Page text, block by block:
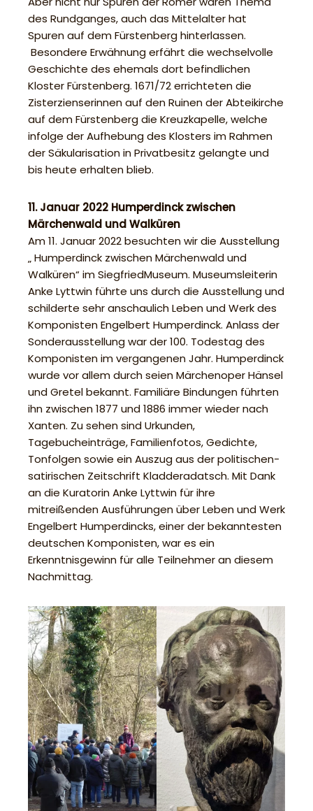
des Rundganges, auch das Mittelalter hat
Spuren auf dem Fürstenberg hinterlassen.
Besondere Erwähnung erfährt die wechselvolle
Geschichte des ehemals dort befindlichen
Kloster Fürstenberg. 1671/72 errichteten die
Zisterzienserinnen auf den Ruinen der Abteikirche
auf dem Fürstenberg die Kreuzkapelle, welche
infolge der Aufhebung des Klosters im Rahmen
der Säkularisation in Privatbesitz gelangte und
bis heute erhalten blieb.
11. Januar 2022 Humperdinck zwischen
Märchenwald und Walküren
Am 11. Januar 2022 besuchten wir die Ausstellung
„ Humperdinck zwischen Märchenwald und
Walküren“ im SiegfriedMuseum. Museumsleiterin
Anke Lyttwin führte uns durch die Ausstellung und
schilderte sehr anschaulich Leben und Werk des
Komponisten Engelbert Humperdinck. Anlass der
Sonderausstellung war der 100. Todestag des
Komponisten im vergangenen Jahr. Humperdinck
wurde vor allem durch seien Märchenoper Hänsel
und Gretel bekannt. Familiäre Bindungen führten
ihn zwischen 1877 und 1886 immer wieder nach
Xanten. Zu sehen sind Urkunden,
Tagebucheinträge, Familienfotos, Gedichte,
Tonfolgen sowie ein Auszug aus der politischen-
satirischen Zeitschrift Kladderadatsch. Mit Dank
an die Kuratorin Anke Lyttwin für ihre
mitreißenden Ausführungen über Leben und Werk
Engelbert Humperdincks, einer der bekanntesten
deutschen Komponisten, war es ein
Erkenntnisgewinn für alle Teilnehmer an diesem
Nachmittag.